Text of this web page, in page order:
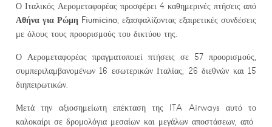
Ο Ιταλικός Αερομεταφορέας προσφέρει 4 καθημερινές πτήσεις από
Αθήνα για Ρώμη Fiumicino , εξασφαλίζοντας εξαιρετικές συνδέσεις
με όλους τους προορισμούς του δικτύου της.
Ο Αερομεταφορέας πραγματοποιεί πτήσεις σε 57 προορισμούς,
συμπεριλαμβανομένων 16 εσωτερικών Ιταλίας, 26 διεθνών και 15
διηπειρωτικών.
Μετά την αξιοσημείωτη επέκταση της ITA Airways αυτό το
καλοκαίρι σε δρομολόγια μεσαίων και μεγάλων αποστάσεων, από